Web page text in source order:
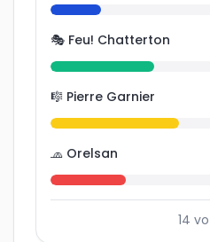
🎭 Feu! Chatterton
🎼 Pierre Garnier
🧢 Orelsan
14